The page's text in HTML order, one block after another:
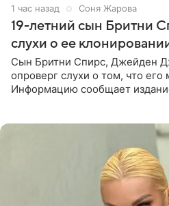
1 час назад Соня Жарова
19-летний сын Бритни
слухи о ее
Сын Бритни Спирс, Джейден
опроверг слухи о том, что его
Информацию сообщает